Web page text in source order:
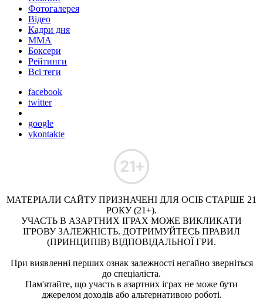
Фотогалерея
Відео
Кадри дня
ММА
Боксери
Рейтинги
Всі теги
facebook
twitter
google
vkontakte
МАТЕРІАЛИ САЙТУ ПРИЗНАЧЕНІ ДЛЯ ОСІБ СТАРШЕ 21
РОКУ (21+).
УЧАСТЬ В АЗАРТНИХ ІГРАХ МОЖЕ ВИКЛИКАТИ
ІГРОВУ ЗАЛЕЖНІСТЬ. ДОТРИМУЙТЕСЬ ПРАВИЛ
(ПРИНЦИПІВ) ВІДПОВІДАЛЬНОЇ ГРИ.
При виявленні перших ознак залежності негайно зверніться
до спеціаліста.
Пам'ятайте, що участь в азартних іграх не може бути
джерелом доходів або альтернативою роботі.